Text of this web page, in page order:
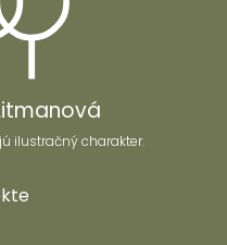
ilustračný charakter.